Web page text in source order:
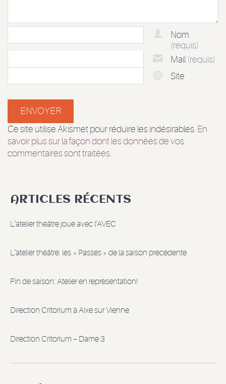
Nom
(requis)
Mail (requis)
Site
Ce site utilise Akismet pour réduire les indésirables. En
savoir plus sur la façon dont les données de vos
commentaires sont traitées
ARTICLES RÉCENTS
L’atelier théâtre joue avec l’AVEC
L’atelier théâtre: les « Passés » de la saison précédente
Fin de saison: Atelier en représentation!
Direction Critorium à Aixe sur Vienne
Direction Critorium – Dame 3